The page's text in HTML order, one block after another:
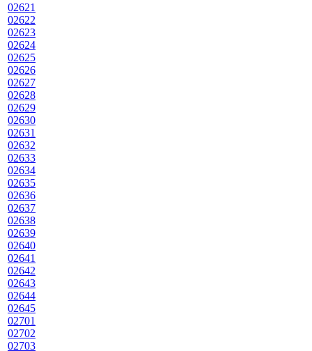
02621
02622
02623
02624
02625
02626
02627
02628
02629
02630
02631
02632
02633
02634
02635
02636
02637
02638
02639
02640
02641
02642
02643
02644
02645
02701
02702
02703